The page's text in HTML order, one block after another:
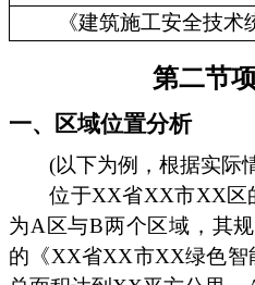
《建筑施工安全技术
第二节
一、区域位置分析
(以下为例，根据实际
位于XX省XX市XX区
为A区与B两个区域，其
的《XX省XX市XX绿色智